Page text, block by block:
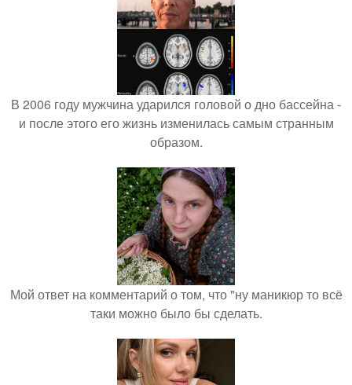
В 2006 году мужчина ударился головой о дно бассейна -
и после этого его жизнь изменилась самым странным
образом.
Мой ответ на комментарий о том, что "ну маникюр то всё
таки можно было бы сделать.